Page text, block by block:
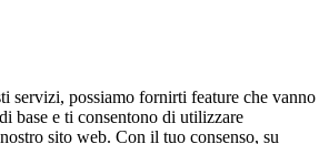
servizi, possiamo fornirti feature che vanno
base e ti consentono di utilizzare
sito web. Con il tuo consenso, su